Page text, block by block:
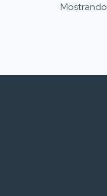
Mostrando